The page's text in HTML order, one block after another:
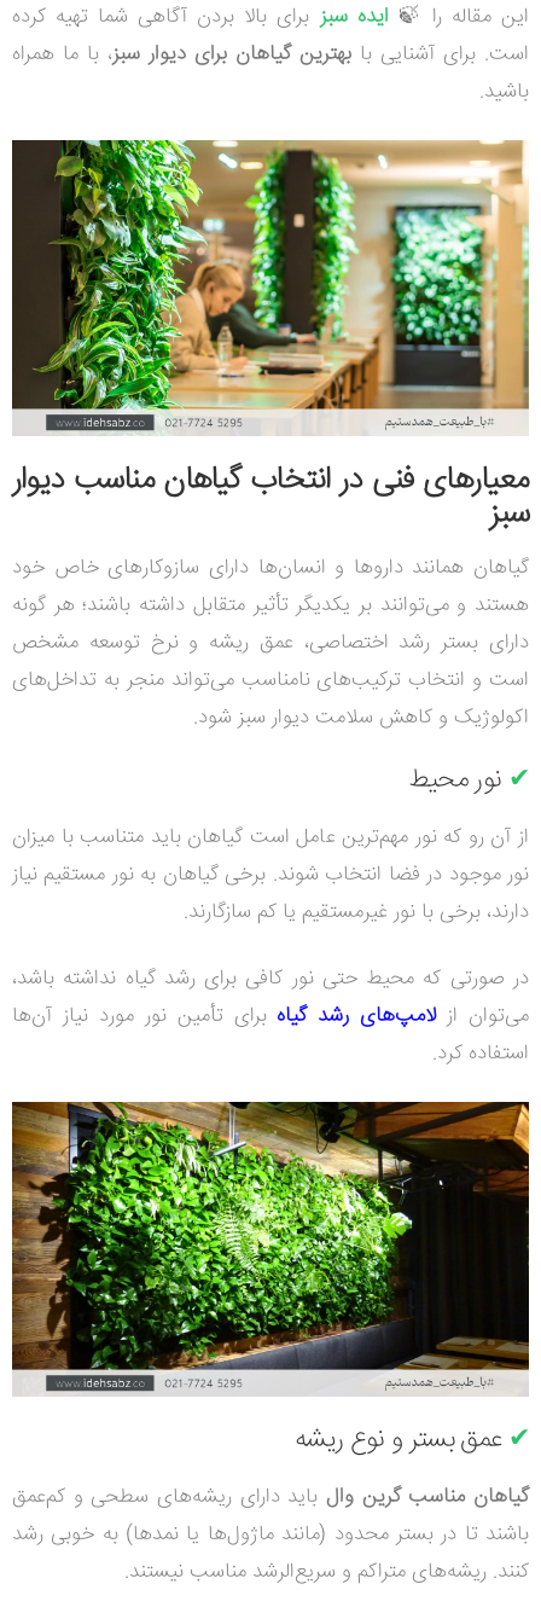
این مقاله را 🍃 ایده سبزبرای بالا بردن آگاهی شما تهیه کرده
است. برای آشنایی با بهترین گیاهان برای دیوار سبز، با ما همراه
باشید.
معیارهای فنی در انتخاب گیاهان مناسب دیوار
سبز
گیاهان همانند داروها و انسان‌ها دارای سازوکارهای خاص خود
هستند و می‌توانند بر یکدیگر تأثیر متقابل داشته باشند؛ هر گونه
دارای بستر رشد اختصاصی، عمق ریشه و نرخ توسعه مشخص
است و انتخاب ترکیب‌های نامناسب می‌تواند منجر به تداخل‌های
اکولوژیک و کاهش سلامت دیوار سبز شود.
✔ نور محیط
از آن رو که نور مهم‌ترین عامل است گیاهان باید متناسب با میزان
نور موجود در فضا انتخاب شوند. برخی گیاهان به نور مستقیم نیاز
دارند، برخی با نور غیرمستقیم یا کم سازگارند.
در صورتی که محیط حتی نور کافی برای رشد گیاه نداشته باشد،
می‌توان ازلامپ‌های رشد گیاه برای تأمین نور مورد نیاز آن‌ها
استفاده کرد.
✔عمق بستر و نوع ریشه
گیاهان مناسب گرین وال باید دارای ریشه‌های سطحی و کم‌عمق
باشند تا در بستر محدود (مانند ماژول‌ها یا نمدها) به خوبی رشد
کنند. ریشه‌های متراکم و سریع‌الرشد مناسب نیستند.